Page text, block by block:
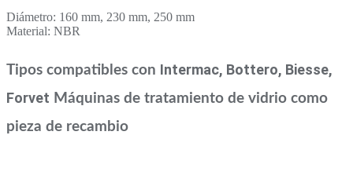
Diámetro: 160 mm, 230 mm, 250 mm
Material: NBR
Tipos compatibles con Intermac, Bottero, Biesse,
Forvet Máquinas de tratamiento de vidrio como
pieza de recambio